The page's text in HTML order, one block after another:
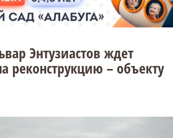
Энтузиастов ждет
реконструкцию – объекту